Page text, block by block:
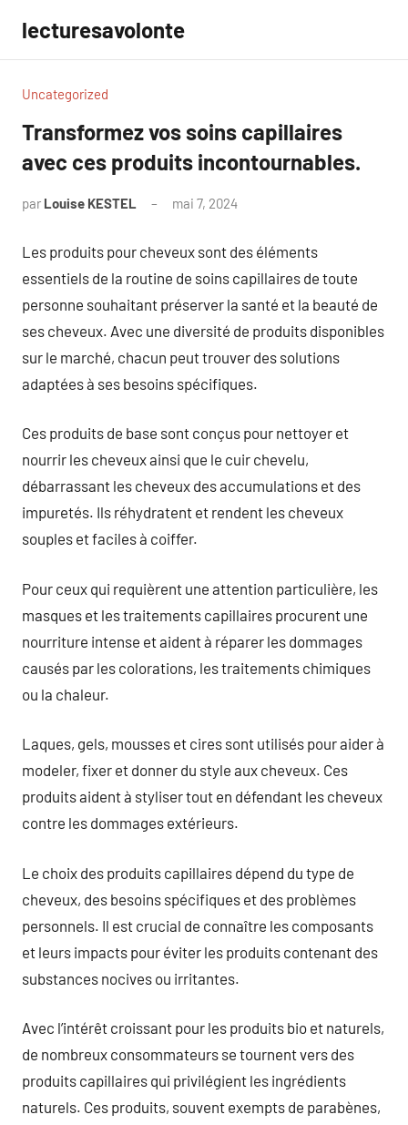
contenu
lecturesavolonte
Uncategorized
Transformez vos soins capillaires
avec ces produits incontournables.
par Louise KESTEL mai 7, 2024
Les produits pour cheveux sont des éléments
essentiels de la routine de soins capillaires de toute
personne souhaitant préserver la santé et la beauté de
ses cheveux. Avec une diversité de produits disponibles
sur le marché, chacun peut trouver des solutions
adaptées à ses besoins spécifiques.
Ces produits de base sont conçus pour nettoyer et
nourrir les cheveux ainsi que le cuir chevelu,
débarrassant les cheveux des accumulations et des
impuretés. Ils réhydratent et rendent les cheveux
souples et faciles à coiffer.
Pour ceux qui requièrent une attention particulière, les
masques et les traitements capillaires procurent une
nourriture intense et aident à réparer les dommages
causés par les colorations, les traitements chimiques
ou la chaleur.
Laques, gels, mousses et cires sont utilisés pour aider à
modeler, fixer et donner du style aux cheveux. Ces
produits aident à styliser tout en défendant les cheveux
contre les dommages extérieurs.
Le choix des produits capillaires dépend du type de
cheveux, des besoins spécifiques et des problèmes
personnels. Il est crucial de connaître les composants
et leurs impacts pour éviter les produits contenant des
substances nocives ou irritantes.
Avec l’intérêt croissant pour les produits bio et naturels,
de nombreux consommateurs se tournent vers des
produits capillaires qui privilégient les ingrédients
naturels. Ces produits, souvent exempts de parabènes,